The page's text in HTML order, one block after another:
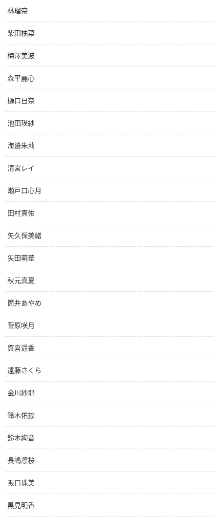
林瑠奈
柴田柚菜
梅澤美波
森平麗心
樋口日奈
池田瑛紗
海邉朱莉
清宮レイ
瀬戸口心月
田村真佑
矢久保美緒
矢田萌華
秋元真夏
筒井あやめ
菅原咲月
賀喜遥香
遠藤さくら
金川紗耶
鈴木佑捺
鈴木絢音
長嶋凛桜
阪口珠美
黒見明香